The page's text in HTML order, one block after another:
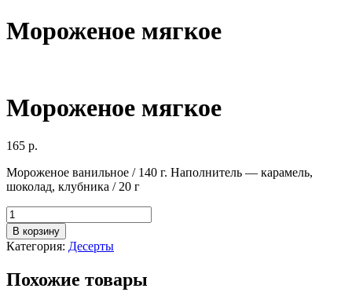
Мороженое мягкое
Мороженое мягкое
165 р.
Мороженое ванильное / 140 г. Наполнитель — карамель,
шоколад, клубника / 20 г
Количество
товара
Мороженое
мягкое
В корзину
Категория: Десерты
Похожие товары